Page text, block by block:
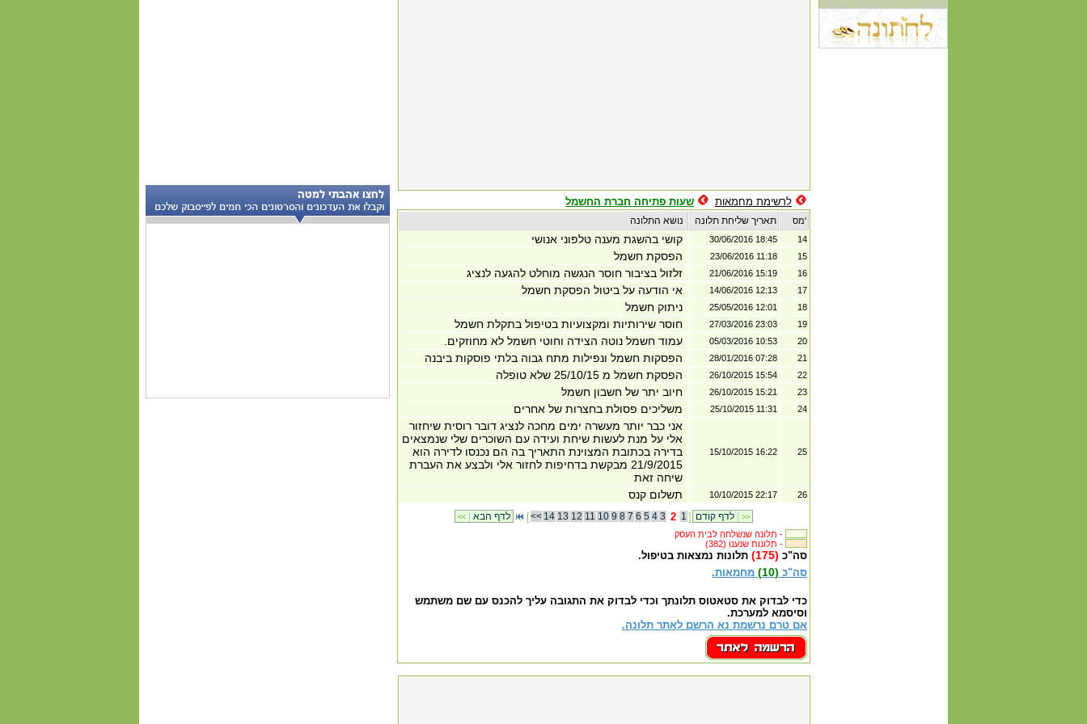
שעות פתיחה חברת החשמל לרשימת מחמאות
תאריך שליחת תלונה מס'
קושי בהשגת מענה טלפוני אנושי 30/06/2016 18:45 14
הפסקת חשמל 23/06/2016 11:18 15
זלזול בציבור חוסר הנגשה מוחלט להגעה לנציג 21/06/2016 15:19 16
אי הודעה על ביטול הפסקת חשמל 14/06/2016 12:13 17
ניתוק חשמל 25/05/2016 12:01 18
חוסר שירותיות ומקצועיות בטיפול בתקלת חשמל 27/03/2016 23:03 19
עמוד חשמל נוטה הצידה וחוטי חשמל לא מחוזקים. 05/03/2016 10:53 20
הפסקות חשמל ונפילות מתח גבוה בלתי פוסקות ביבנה 28/01/2016 07:28 21
הפסקת חשמל מ 25/10/15 שלא טופלה 26/10/2015 15:54 22
חיוב יתר של חשבון חשמל 26/10/2015 15:21 23
משליכים פסולת בחצרות של אחרים 25/10/2015 11:31 24
אני כבר יותר מעשרה ימים מחכה לנציג דובר רוסית שיחזור
אלי על מנת לעשות שיחת ועידה עם השוכרים שלי שנמצאים
בדירה בכתובת המצוינת התאריך בה הם נכנסו לדירה הוא
21/9/2015 מבקשת בדחיפות לחזור אלי ולבצע את העברת
שיחה זאת
15/10/2015 16:22 25
תשלום קנס 10/10/2015 22:17 26
<< [<< 14 13 12 11 10 9 8 7 6 5 4 3 2 1 ] >>
תלונה שנשלחה לבית העסק -
(382) תלונות שנענו -
סה"כ (175)
תלונות נמצאות בטיפול.
סה"כ (10) מחמאות.
כדי לבדוק את סטאטוס תלונתך וכדי לבדוק את התגובה עליך להכנס עם שם משתמש
וסיסמא למערכת.
אם טרם נרשמת נא הרשם לאתר תלונה.